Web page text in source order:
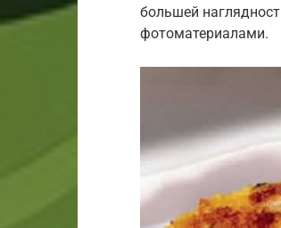
большей
фотоматериалами.